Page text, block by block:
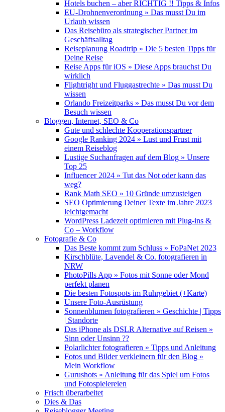
Hotels buchen – aber RICHTIG !! Tipps & Infos
EU-Drohnenverordnung » Das musst Du im
Urlaub wissen
Das Reisebüro als strategischer Partner im
Geschäftsalltag
Reiseplanung Roadtrip » Die 5 besten Tipps für
Deine Reise
Reise Apps für iOS » Diese Apps brauchst Du
wirklich
Flightright und Fluggastrechte » Das musst Du
wissen
Orlando Freizeitparks » Das musst Du vor dem
Besuch wissen
Bloggen, Internet, SEO & Co
Gute und schlechte Kooperationspartner
Google Ranking 2024 » Lust und Frust mit
einem Reiseblog
Lustige Suchanfragen auf dem Blog » Unsere
Top 25
Influencer 2024 » Tut das Not oder kann das
weg?
Rank Math SEO » 10 Gründe umzusteigen
SEO Optimierung Deiner Texte im Jahre 2023
leichtgemacht
WordPress Ladezeit optimieren mit Plug-ins &
Co – Workflow
Fotografie & Co
Das Beste kommt zum Schluss » FoPaNet 2023
Kirschblüte, Lavendel & Co. fotografieren in
NRW
PhotoPills App » Fotos mit Sonne oder Mond
perfekt planen
Die besten Fotospots im Ruhrgebiet (+Karte)
Unsere Foto-Ausrüstung
Sonnenblumen fotografieren » Geschichte | Tipps
| Standorte
Das iPhone als DSLR Alternative auf Reisen »
Sinn oder Unsinn ??
Polarlichter fotografieren » Tipps und Anleitung
Fotos und Bilder verkleinern für den Blog »
Mein Workflow
Gurushots » Anleitung für das Spiel um Fotos
und Fotospielereien
Frisch überarbeitet
Dies & Das